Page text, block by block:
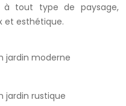
à tout type de paysage,
et esthétique.